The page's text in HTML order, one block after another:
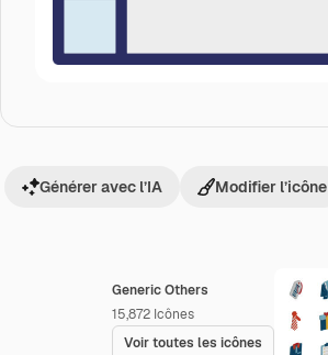
Generic Others
15,872 Icônes
Voir toutes les icônes
Générer avec l’IA Modifier l’icône